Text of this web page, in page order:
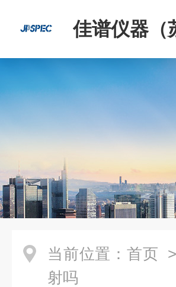
佳谱仪器（
当前位置： 首页 >
射吗